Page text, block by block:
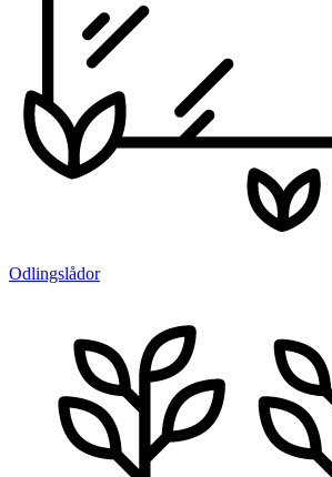
Odlingslådor